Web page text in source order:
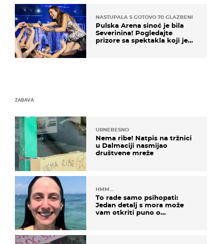
NASTUPALA S GOTOVO 70 GLAZBENIKA
Pulska Arena sinoć je bila
Severinina! Pogledajte
prizore sa spektakla koji je
ZABAVA
URNEBESNO
Nema ribe! Natpis na tržnici
u Dalmaciji nasmijao
društvene mreže
HMM…
To rade samo psihopati:
Jedan detalj s mora može
vam otkriti puno o